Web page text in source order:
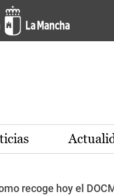
recoge hoy el